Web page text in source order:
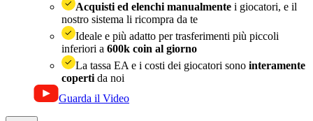
Acquisti ed elenchi manualmente i giocatori, e il
nostro sistema li ricompra da te
Ideale e più adatto per trasferimenti più piccoli
inferiori a 600k coin al giorno
La tassa EA e i costi dei giocatori sono interamente
coperti da noi
Guarda il Video